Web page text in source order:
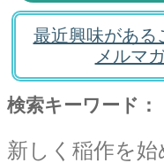
最近興味がある
メルマ
検索キーワード：